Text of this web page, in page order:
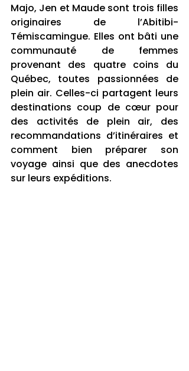
Majo, Jen et Maude sont trois filles
originaires de l’Abitibi-
Témiscamingue. Elles ont bâti une
communauté de femmes
provenant des quatre coins du
Québec, toutes passionnées de
plein air. Celles-ci partagent leurs
destinations coup de cœur pour
des activités de plein air, des
recommandations d’itinéraires et
comment bien préparer son
voyage ainsi que des anecdotes
sur leurs expéditions.